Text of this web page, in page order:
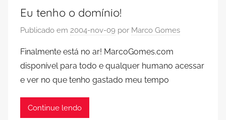
Eu tenho o domínio!
Publicado em 2004-nov-09 por Marco Gomes
Finalmente está no ar! MarcoGomes.com
disponível para todo e qualquer humano acessar
e ver no que tenho gastado meu tempo
Continue lendo